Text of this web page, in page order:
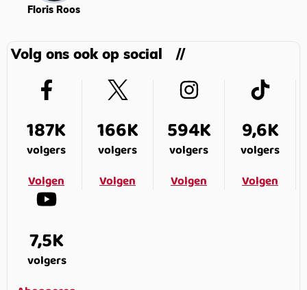
Floris Roos
Volg ons ook op social
187K
volgers
Volgen
166K
volgers
Volgen
594K
volgers
Volgen
9,6K
volgers
Volgen
7,5K
volgers